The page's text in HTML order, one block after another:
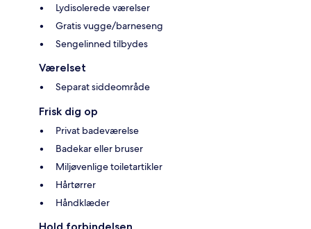
Lydisolerede værelser
Gratis vugge/barneseng
Sengelinned tilbydes
Værelset
Separat siddeområde
Frisk dig op
Privat badeværelse
Badekar eller bruser
Miljøvenlige toiletartikler
Hårtørrer
Håndklæder